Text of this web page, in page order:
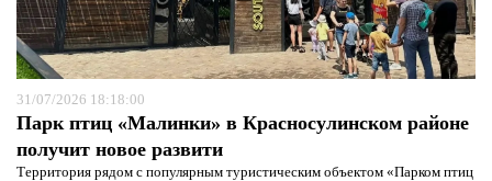
31/07/2026 18:18:00
Парк птиц «Малинки» в Красносулинском районе
получит новое развити
Территория рядом с популярным туристическим объектом «Парком птиц